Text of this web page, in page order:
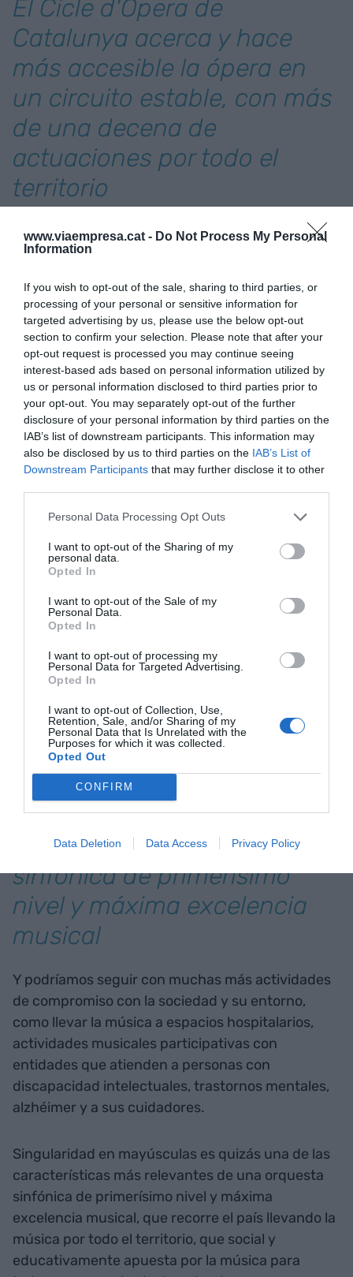
www.viaempresa.cat - Do Not Process My Personal
Information
If you wish to opt-out of the sale, sharing to third parties, or
processing of your personal or sensitive information for
targeted advertising by us, please use the below opt-out
section to confirm your selection. Please note that after your
opt-out request is processed you may continue seeing
interest-based ads based on personal information utilized by
us or personal information disclosed to third parties prior to
your opt-out. You may separately opt-out of the further
disclosure of your personal information by third parties on the
IAB’s list of downstream participants. This information may
also be disclosed by us to third parties on the IAB’s List of
Downstream Participants that may further disclose it to other
Personal Data Processing Opt Outs
I want to opt-out of the Sharing of my
personal data.
Opted In
I want to opt-out of the Sale of my
Personal Data.
Opted In
I want to opt-out of processing my
Personal Data for Targeted Advertising.
Opted In
I want to opt-out of Collection, Use,
Retention, Sale, and/or Sharing of my
Personal Data that Is Unrelated with the
Purposes for which it was collected.
Opted Out
CONFIRM
Data Deletion Data Access Privacy Policy
El Cicle d'Òpera de
Catalunya acerca y hace
más accesible la ópera en
un circuito estable, con más
de una decena de
actuaciones por todo el
territorio
Y como estamos hablando de una orquesta
sinfónica singular, no podemos olvidar su
que tienen multitud de propuestas y de
experiencias tangibles. Así, partir del principio de
que “Todo el mundo tiene derecho a la Música”, se
colabora con proyectos y entidades impulsando
iniciativas con colectivos diversos – estudiantes,
internos centros penitenciarios, jóvenes en ricos
de exclusión y personas mayores, entre otros–
acercándolos la música.
Por poner algunos ejemplos, en el proyecto
Kanon Desenkadenat, músicos de la orquesta
prisiones de Lledoners y de la Roca y sigue
cuando los reclusos salen fuera a rehacer su vida.
Joven Orquesta Graeme Clark
, que a partir
de la conmemoración del 250 aniversario del
salud para hacer visibles a las personas con
discapacidad auditiva que se integran en un
proyecto musical.
Singularidad en mayúsculas
es quizás una de las
características más
relevantes de una orquesta
sinfónica de primerísimo
nivel y máxima excelencia
musical
Y podríamos seguir con muchas más actividades
de compromiso con la sociedad y su entorno,
como llevar la música a espacios hospitalarios,
actividades musicales participativas con
entidades que atienden a personas con
discapacidad intelectuales, trastornos mentales,
alzhéimer y a sus cuidadores.
Singularidad en mayúsculas es quizás una de las
características más relevantes de una orquesta
sinfónica de primerísimo nivel y máxima
excelencia musical, que recorre el país llevando la
música por todo el territorio, que social y
educativamente apuesta por la música para